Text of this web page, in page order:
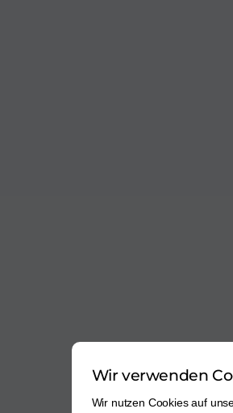
Wir verwenden
Wir nutzen Cookies auf